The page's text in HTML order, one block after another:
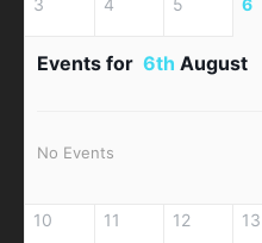
3 4 5 6
Events for 6th August
No Events
10 11 12 13